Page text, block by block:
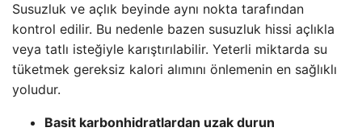
Susuzluk ve açlık beyinde aynı nokta tarafından
kontrol edilir. Bu nedenle bazen susuzluk hissi açlıkla
veya tatlı isteğiyle karıştırılabilir. Yeterli miktarda su
tüketmek gereksiz kalori alımını önlemenin en sağlıklı
yoludur.
Basit karbonhidratlardan uzak durun